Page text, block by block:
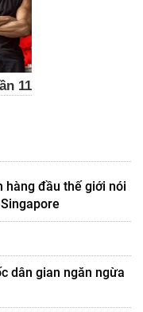
11
hàng đầu thế giới nói
dân gian ngăn ngừa